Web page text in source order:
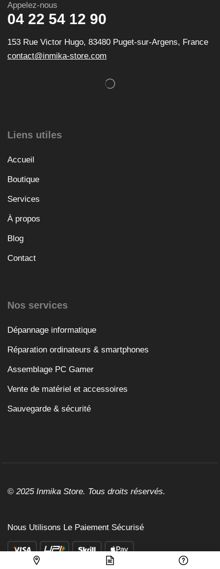
Appelez-nous
04 22 54 12 90
153 Rue Victor Hugo, 83480 Puget-sur-Argens, France
contact@inmika-store.com
Liens utiles
Accueil
Boutique
Services
À propos
Blog
Contact
Nos services
Dépannage informatique
Réparation ordinateurs & smartphones
Assemblage PC Gamer
Vente de matériel et accessoires
Sauvegarde & sécurité
© 2025 Inmika Store. Tous droits réservés.
Nous Utilisons Le Paiement Sécurisé